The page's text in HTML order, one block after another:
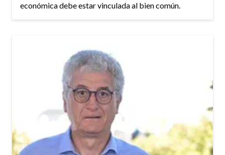
económica debe estar vinculada al bien común.